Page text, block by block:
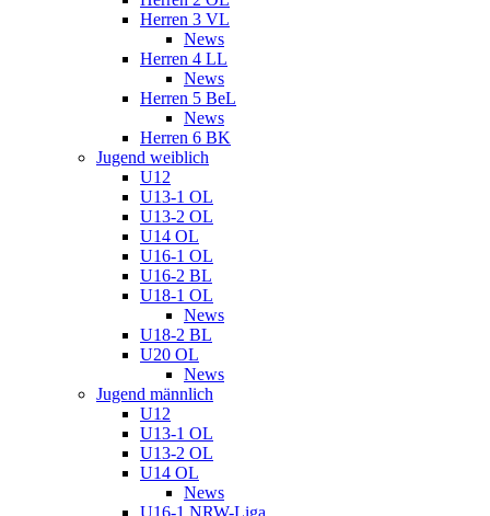
Herren 3 VL
News
Herren 4 LL
News
Herren 5 BeL
News
Herren 6 BK
Jugend weiblich
U12
U13-1 OL
U13-2 OL
U14 OL
U16-1 OL
U16-2 BL
U18-1 OL
News
U18-2 BL
U20 OL
News
Jugend männlich
U12
U13-1 OL
U13-2 OL
U14 OL
News
U16-1 NRW-Liga